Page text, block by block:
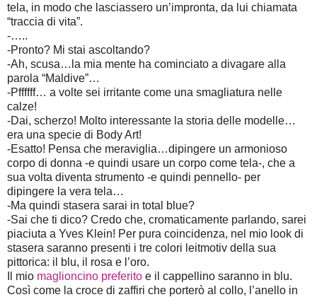
tela, in modo che lasciassero un’impronta, da lui chiamata
“traccia di vita”.
-…..
-Pronto? Mi stai ascoltando?
-Ah, scusa…la mia mente ha cominciato a divagare alla
parola “Maldive”…
-Pffffff… a volte sei irritante come una smagliatura nelle
calze!
-Dai, scherzo! Molto interessante la storia delle modelle…
era una specie di Body Art!
-Esatto! Pensa che meraviglia…dipingere un armonioso
corpo di donna -e quindi usare un corpo come tela-, che a
sua volta diventa strumento -e quindi pennello- per
dipingere la vera tela…
-Ma quindi stasera sarai in total blue?
-Sai che ti dico? Credo che, cromaticamente parlando, sarei
piaciuta a Yves Klein! Per pura coincidenza, nel mio look di
stasera saranno presenti i tre colori leitmotiv della sua
pittorica: il blu, il rosa e l’oro.
Il mio maglioncino preferito e il cappellino saranno in blu.
Così come la croce di zaffiri che porterò al collo, l’anello in